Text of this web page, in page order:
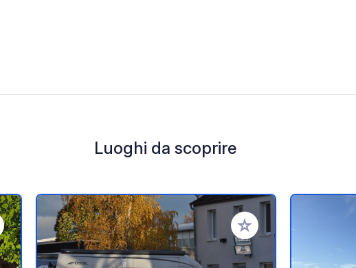
Luoghi da scoprire
ai tuoi preferiti Aggiungi ai tuoi preferiti